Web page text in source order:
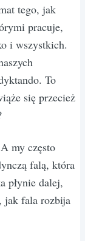
tego, jak
pracuje,
i wszystkich.
To
się przecież
my często
falą, która
płynie dalej,
jak fala rozbija